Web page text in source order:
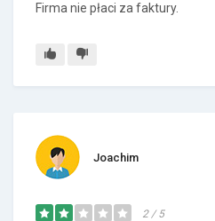
Firma nie płaci za faktury.
Joachim
2 / 5